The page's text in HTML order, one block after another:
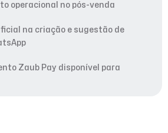
operacional no pós-venda
na criação e sugestão de
Zaub Pay disponível para